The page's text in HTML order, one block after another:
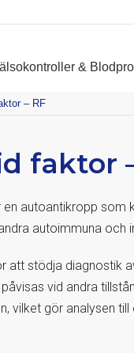
&
– RF
faktor
en autoantikropp
autoimmuna och
att stödja diagnostik
vid andra
vilket gör analysen